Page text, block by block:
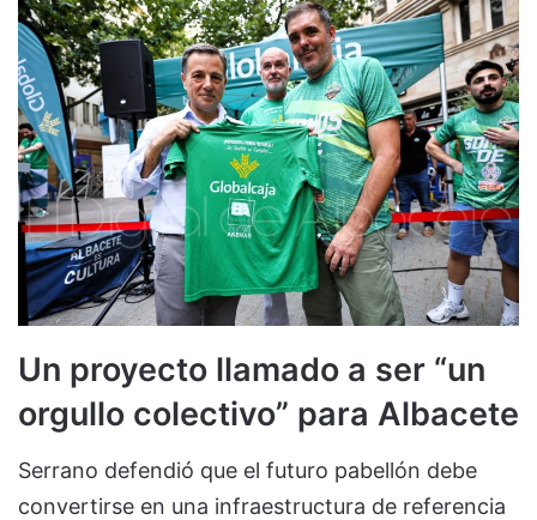
Un proyecto llamado a ser “un
orgullo colectivo” para Albacete
Serrano defendió que el futuro pabellón debe
convertirse en una infraestructura de referencia